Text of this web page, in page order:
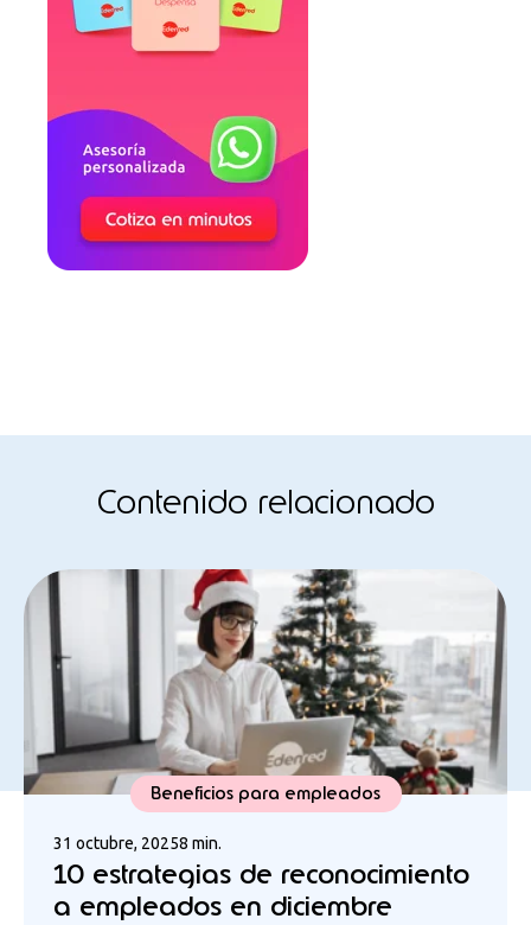
Contenido relacionado
Beneficios para empleados
31 octubre, 20258 min.
10 estrategias de reconocimiento
a empleados en diciembre